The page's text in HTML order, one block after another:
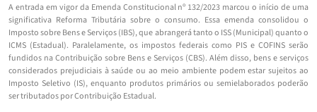
A entrada em vigor da Emenda Constitucional nº 132/2023 marcou o início de uma
significativa Reforma Tributária sobre o consumo. Essa emenda consolidou o
Imposto sobre Bens e Serviços (IBS), que abrangerá tanto o ISS (Municipal) quanto o
ICMS (Estadual). Paralelamente, os impostos federais como PIS e COFINS serão
fundidos na Contribuição sobre Bens e Serviços (CBS). Além disso, bens e serviços
considerados prejudiciais à saúde ou ao meio ambiente podem estar sujeitos ao
Imposto Seletivo (IS), enquanto produtos primários ou semielaborados poderão
ser tributados por Contribuição Estadual.